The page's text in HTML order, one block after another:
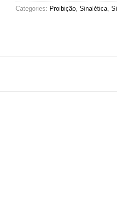
Categories: Proibição, Sinalética,